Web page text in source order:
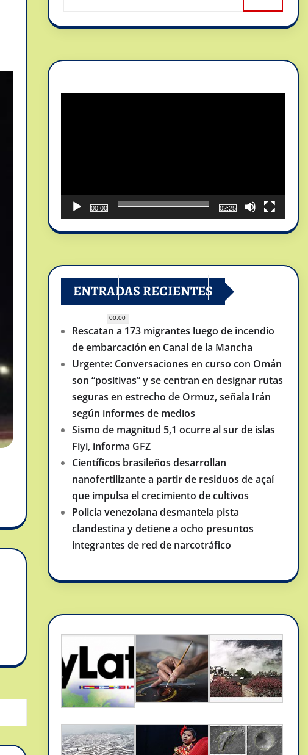
00:00
00:00
02:25
ENTRADAS RECIENTES
Rescatan a 173 migrantes luego de incendio
de embarcación en Canal de la Mancha
Urgente: Conversaciones en curso con Omán
son “positivas” y se centran en designar rutas
seguras en estrecho de Ormuz, señala Irán
según informes de medios
Sismo de magnitud 5,1 ocurre al sur de islas
Fiyi, informa GFZ
Científicos brasileños desarrollan
nanofertilizante a partir de residuos de açaí
que impulsa el crecimiento de cultivos
Policía venezolana desmantela pista
clandestina y detiene a ocho presuntos
integrantes de red de narcotráfico